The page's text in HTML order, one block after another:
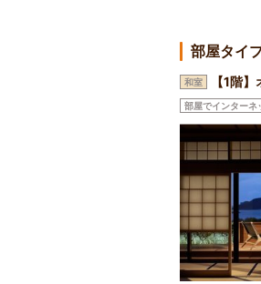
部屋タイ
和室 【1階
部屋でインターネ